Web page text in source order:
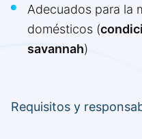
Adecuados para la
domésticos (
savannah)
Requisitos y